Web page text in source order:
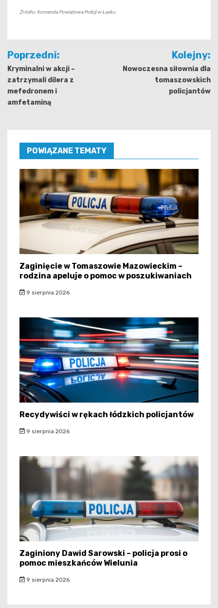
Źródło: Komenda Powiatowa Policji w Łasku
Nawigacja
wpisu
Poprzedni:
Kryminalni w akcji –
zatrzymali dilera z
mefedronem i
amfetaminą
Kolejny:
Nowoczesna siłownia dla
tomaszowskich
policjantów
POWIĄZANE TEMATY
Zaginięcie w Tomaszowie Mazowieckim –
rodzina apeluje o pomoc w poszukiwaniach
9 sierpnia 2026
Recydywiści w rękach łódzkich policjantów
9 sierpnia 2026
Zaginiony Dawid Sarowski – policja prosi o
pomoc mieszkańców Wielunia
9 sierpnia 2026